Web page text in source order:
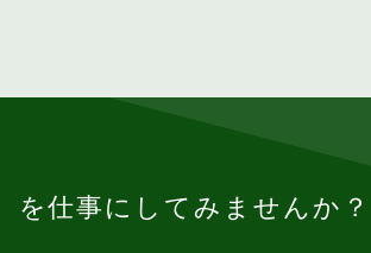
を仕事にしてみませんか？